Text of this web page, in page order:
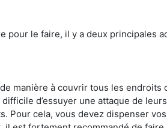
le faire, il y a deux principales
manière à couvrir tous les endroits
d’essuyer une attaque de
Pour cela, vous devez dispenser